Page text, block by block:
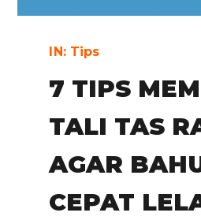
IN: Tips
7 TIPS
TALI TAS
AGAR
CEPAT